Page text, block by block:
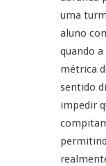
uma
aluno
quando
métrica
sentido
impedir